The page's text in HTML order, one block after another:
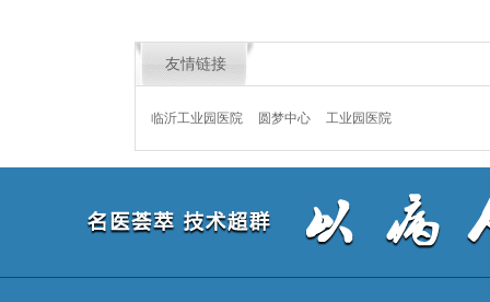
友情链接
临沂工业园医院 圆梦中心 工业园医院